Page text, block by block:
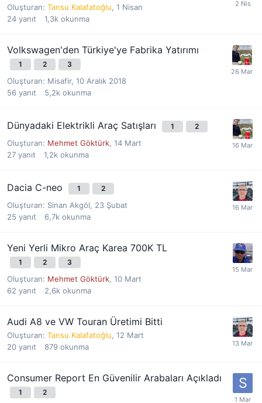
Oluşturan: Tansu Kalafatoğlu, 1 Nisan
24 yanıt 1,3k okunma
Volkswagen'den Türkiye'ye Fabrika Yatırımı
1 2 3
Oluşturan: Misafir, 10 Aralık 2018
56 yanıt 5,2k okunma
Dünyadaki Elektrikli Araç Satışları 1 2
Oluşturan: Mehmet Göktürk, 14 Mart
27 yanıt 1,2k okunma
Dacia C-neo 1 2
Oluşturan: Sinan Akgöl, 23 Şubat
25 yanıt 6,7k okunma
Yeni Yerli Mikro Araç Karea 700K TL
1 2 3
Oluşturan: Mehmet Göktürk, 10 Mart
62 yanıt 2,6k okunma
Audi A8 ve VW Touran Üretimi Bitti
Oluşturan: Tansu Kalafatoğlu, 12 Mart
20 yanıt 879 okunma
Consumer Report En Güvenilir Arabaları Açıkladı
1 2